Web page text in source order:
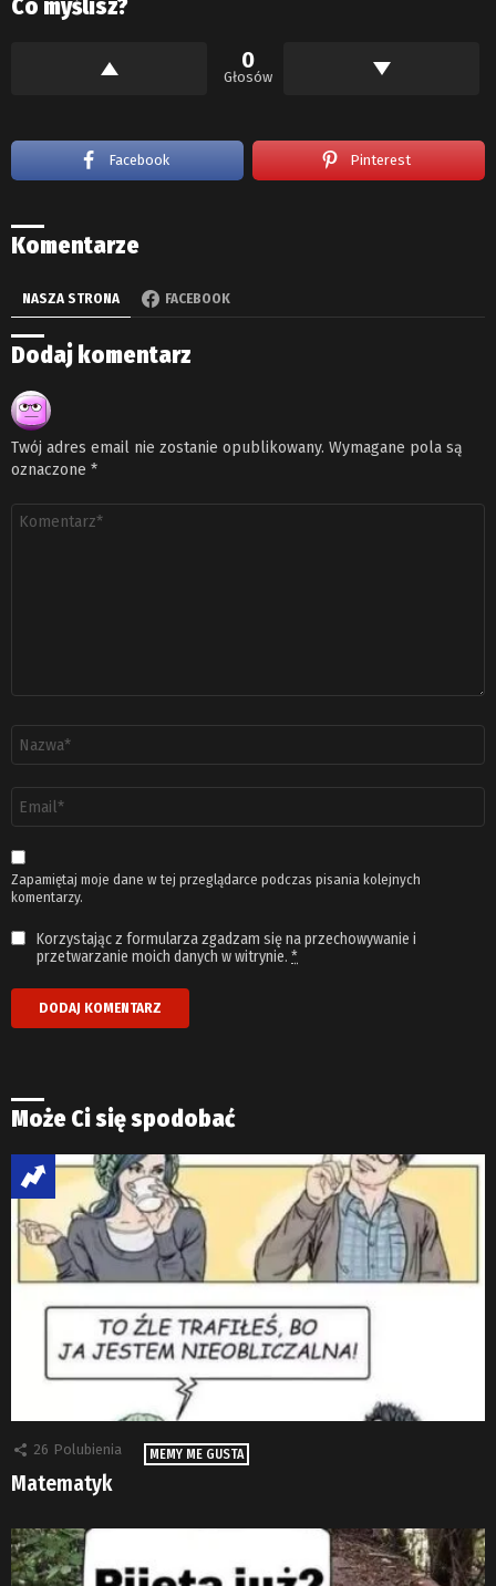
Co myślisz?
0
Głosów
Facebook Pinterest
Komentarze
NASZA STRONA FACEBOOK
Dodaj komentarz
Twój adres email nie zostanie opublikowany. Wymagane pola są
oznaczone *
Komentarz
email
*
Zapamiętaj moje dane w tej przeglądarce podczas pisania kolejnych
komentarzy.
Korzystając z formularza zgadzam się na przechowywanie i
przetwarzanie moich danych w witrynie. *
Może Ci się spodobać
26 Polubienia MEMY ME GUSTA
Matematyk